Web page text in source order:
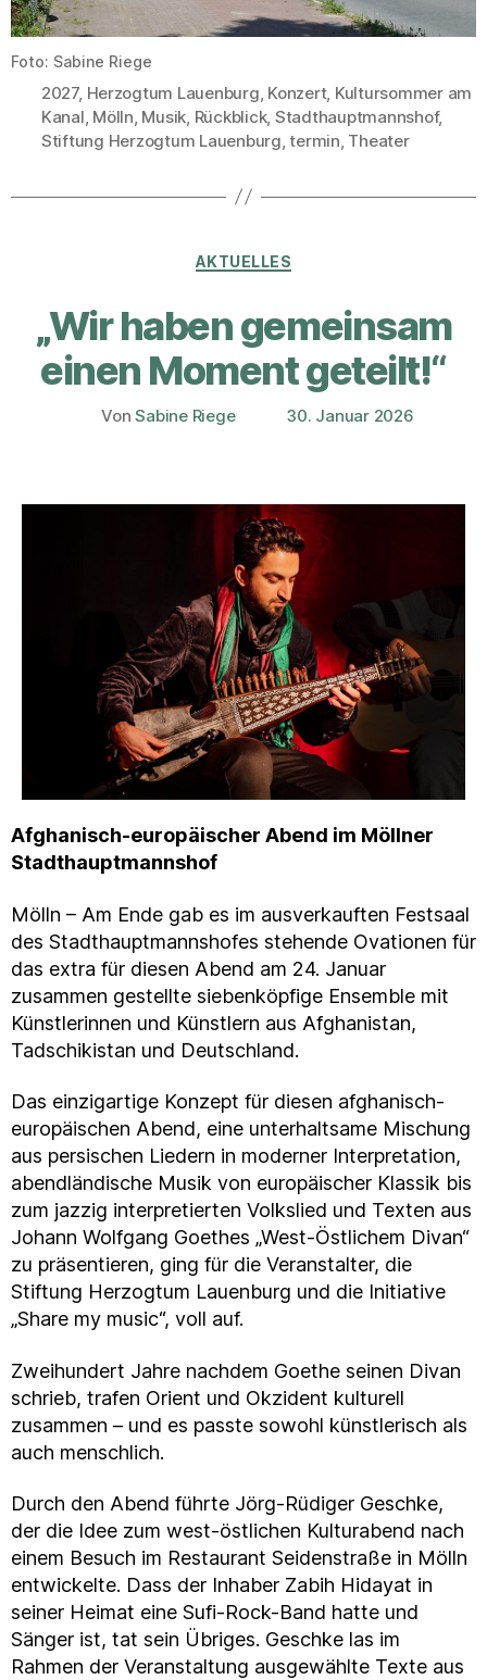
Foto: Sabine Riege
Schlagwörter
2027, Herzogtum Lauenburg, Konzert, Kultursommer am
Kanal, Mölln, Musik, Rückblick, Stadthauptmannshof,
Stiftung Herzogtum Lauenburg,termin, Theater
Kategorien
AKTUELLES
„Wir haben gemeinsam
einen Moment geteilt!“
Beitragsautor
VonSabine Riege Veröffentlichungsdatum
30. Januar 2026
Afghanisch-europäischer Abend im Möllner
Stadthauptmannshof
Mölln – Am Ende gab es im ausverkauften Festsaal
des Stadthauptmannshofes stehende Ovationen für
das extra für diesen Abend am 24. Januar
zusammen gestellte siebenköpfige Ensemble mit
Künstlerinnen und Künstlern aus Afghanistan,
Tadschikistan und Deutschland.
Das einzigartige Konzept für diesen afghanisch-
europäischen Abend, eine unterhaltsame Mischung
aus persischen Liedern in moderner Interpretation,
abendländische Musik von europäischer Klassik bis
zum jazzig interpretierten Volkslied und Texten aus
Johann Wolfgang Goethes „West-Östlichem Divan“
zu präsentieren, ging für die Veranstalter, die
Stiftung Herzogtum Lauenburg und die Initiative
„Share my music“, voll auf.
Zweihundert Jahre nachdem Goethe seinen Divan
schrieb, trafen Orient und Okzident kulturell
zusammen – und es passte sowohl künstlerisch als
auch menschlich.
Durch den Abend führte Jörg-Rüdiger Geschke,
der die Idee zum west-östlichen Kulturabend nach
einem Besuch im Restaurant Seidenstraße in Mölln
entwickelte. Dass der Inhaber Zabih Hidayat in
seiner Heimat eine Sufi-Rock-Band hatte und
Sänger ist, tat sein Übriges. Geschke las im
Rahmen der Veranstaltung ausgewählte Texte aus